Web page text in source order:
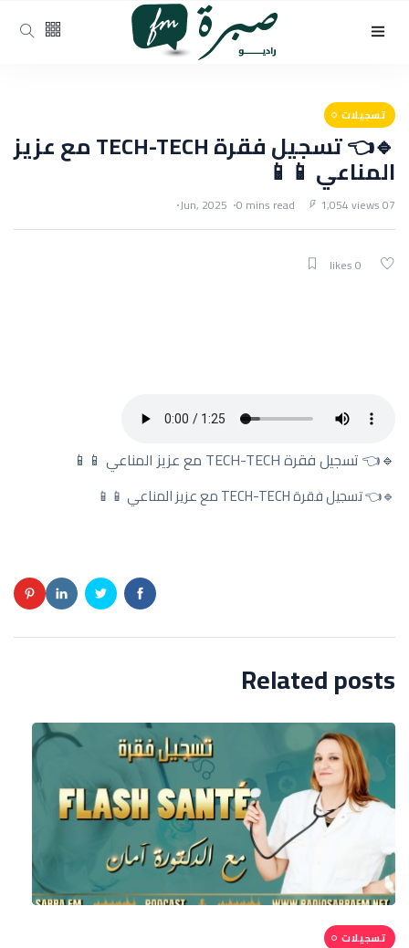
تسجيلات
🔹👈 تسجيل فقرة TECH-TECH مع عزيز
المناعي 📱📱
07 Jun, 2025
0 mins read 1,054 views
🔹👈 تسجيل فقرة TECH-TECH مع عزيز المناعي 📱📱
🔹👈 تسجيل فقرة TECH-TECH مع عزيز المناعي 📱📱
Related posts
تسجيلات